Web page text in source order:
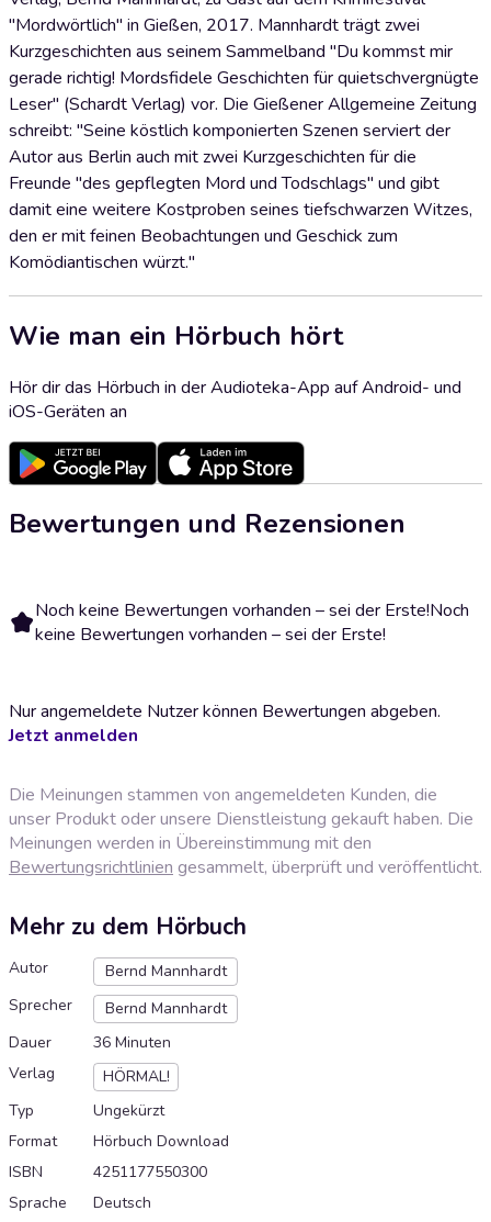
"Mordwörtlich" in Gießen, 2017. Mannhardt trägt zwei
Kurzgeschichten aus seinem Sammelband "Du kommst mir
gerade richtig! Mordsfidele Geschichten für quietschvergnügte
Leser" (Schardt Verlag) vor. Die Gießener Allgemeine Zeitung
schreibt: "Seine köstlich komponierten Szenen serviert der
Autor aus Berlin auch mit zwei Kurzgeschichten für die
Freunde "des gepflegten Mord und Todschlags" und gibt
damit eine weitere Kostproben seines tiefschwarzen Witzes,
den er mit feinen Beobachtungen und Geschick zum
Komödiantischen würzt."
Wie man ein Hörbuch hört
Hör dir das Hörbuch in der Audioteka-App auf Android- und
iOS-Geräten an
Bewertungen und Rezensionen
Noch keine Bewertungen vorhanden – sei der Erste!Noch
keine Bewertungen vorhanden – sei der Erste!
Nur angemeldete Nutzer können Bewertungen abgeben.
Jetzt anmelden
Die Meinungen stammen von angemeldeten Kunden, die
unser Produkt oder unsere Dienstleistung gekauft haben. Die
Meinungen werden in Übereinstimmung mit den
Bewertungsrichtlinien gesammelt, überprüft und veröffentlicht.
Mehr zu dem Hörbuch
Autor
Bernd Mannhardt
Sprecher
Bernd Mannhardt
Dauer
36 Minuten
Verlag
HÖRMAL!
Typ
Ungekürzt
Format
Hörbuch Download
ISBN
4251177550300
Sprache
Deutsch